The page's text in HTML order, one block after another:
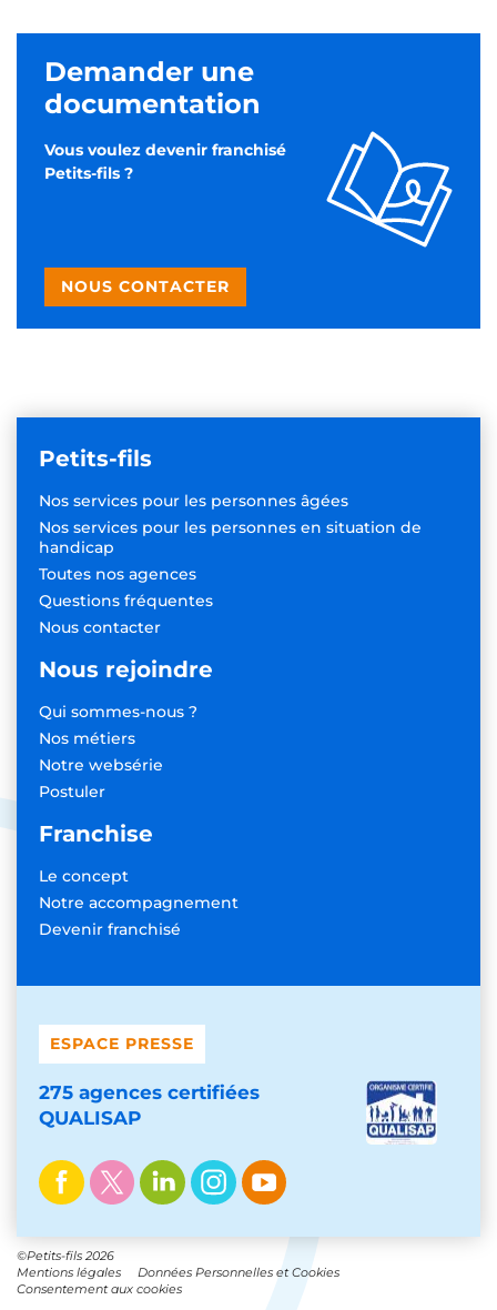
Demander une
documentation
Vous voulez devenir franchisé
Petits-fils ?
NOUS CONTACTER
Petits-fils
Nos services pour les personnes âgées
Nos services pour les personnes en situation de
handicap
Toutes nos agences
Questions fréquentes
Nous contacter
Nous rejoindre
Qui sommes-nous ?
Nos métiers
Notre websérie
Postuler
Franchise
Le concept
Notre accompagnement
Devenir franchisé
ESPACE PRESSE
275 agences certifiées
QUALISAP
©Petits-fils 2026
Mentions légales
Données Personnelles et Cookies
Consentement aux cookies